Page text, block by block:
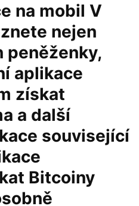
na mobil V
nejen
peněženky,
aplikace
získat
a další
související
Bitcoiny